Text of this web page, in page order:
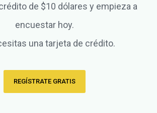
de $10 dólares y empieza a
encuestar hoy.
una tarjeta de crédito.
REGÍSTRATE GRATIS